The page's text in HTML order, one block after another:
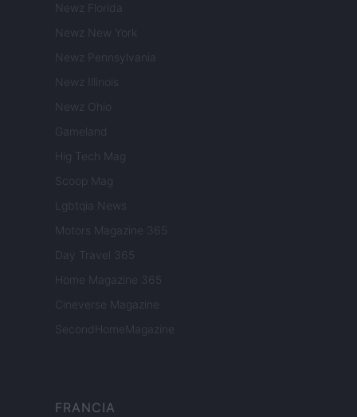
Newz Florida
Newz New York
Newz Pennsylvania
Newz Illinois
Newz Ohio
Gameland
Hig Tech Mag
Scoop Mag
Lgbtqia News
Motors Magazine 365
Day Travel 365
Home Magazine 365
Cineverse Magazine
SecondHomeMagazine
FRANCIA